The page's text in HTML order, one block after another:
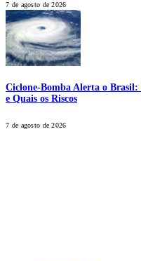
7 de agosto de 2026
Ciclone-Bomba Alerta o Brasil:
e Quais os Riscos
7 de agosto de 2026